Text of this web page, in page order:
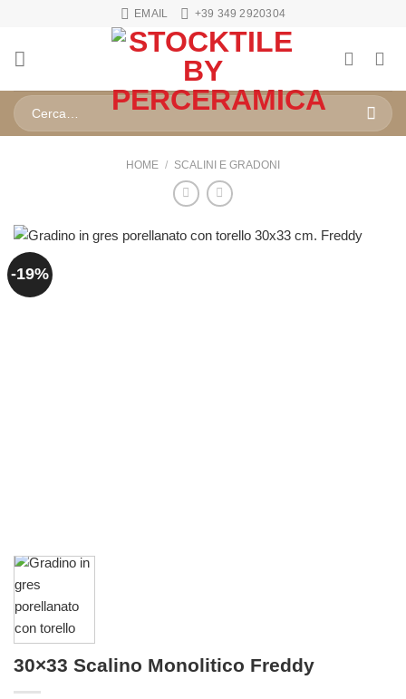
contenuti
EMAIL +39 349 2920304
Cerca:
HOME / SCALINI E GRADONI
-19%
30×33 Scalino Monolitico Freddy